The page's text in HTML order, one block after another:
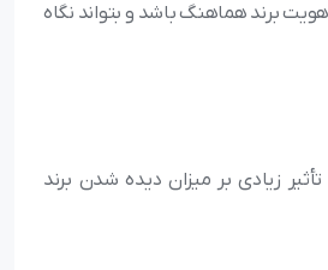
برند هماهنگ باشد و بتواند نگاه
زیادی بر میزان دیده شدن برند